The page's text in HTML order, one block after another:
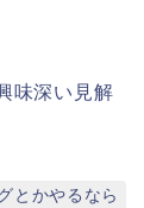
味深い見解
とかやるなら